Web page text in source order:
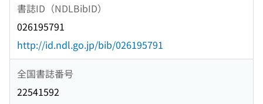
書誌ID（NDLBibID）
026195791
http://id.ndl.go.jp/bib/026195791
全国書誌番号
22541592